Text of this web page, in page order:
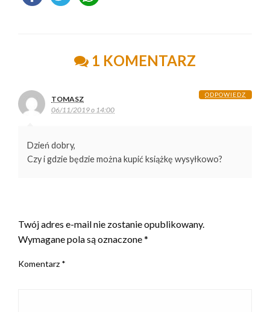
1 KOMENTARZ
TOMASZ
06/11/2019 o 14:00
Dzień dobry,
Czy i gdzie będzie można kupić książkę wysyłkowo?
ODPOWIEDZ
Twój adres e-mail nie zostanie opublikowany.
Wymagane pola są oznaczone*
Komentarz *